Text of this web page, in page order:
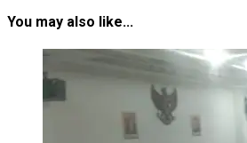
You may also like...